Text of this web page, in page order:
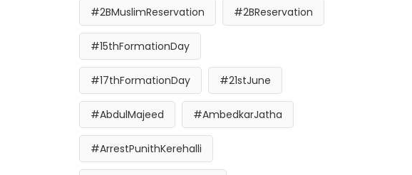
#2BMuslimReservation #2BReservation
#15thFormationDay
#17thFormationDay #21stJune
#AbdulMajeed #AmbedkarJatha
#ArrestPunithKerehalli